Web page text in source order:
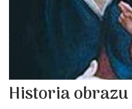
Historia obrazu